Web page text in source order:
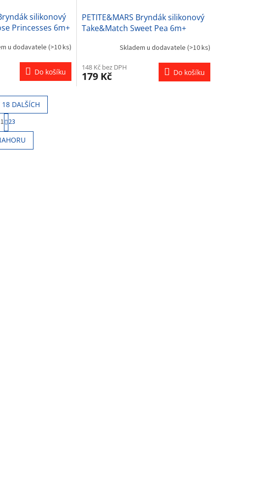
silikonový
Princesses 6m+
u dodavatele(>10 ks)
Do košíku
PETITE&MARS Bryndák silikonový
Take&Match Sweet Pea 6m+
Skladem u dodavatele (>10 ks)
148 Kč bez DPH
179 Kč Do košíku
O
v
l
18 DALŠÍCH
S
t
r
á
n
1 23